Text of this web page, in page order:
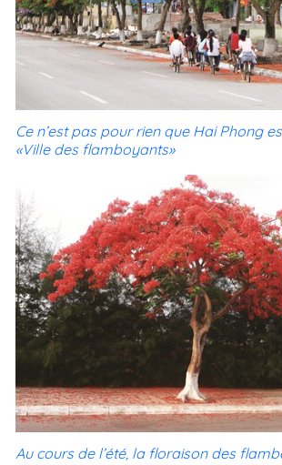
Ce n’est pas pour rien que Hai Phong
«Ville des flamboyants»
Au cours de l’été, la floraison des